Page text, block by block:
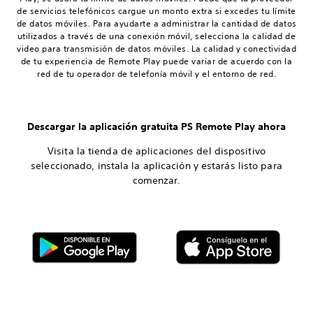
de servicios telefónicos cargue un monto extra si excedes tu límite
de datos móviles. Para ayudarte a administrar la cantidad de datos
utilizados a través de una conexión móvil, selecciona la calidad de
video para transmisión de datos móviles. La calidad y conectividad
de tu experiencia de Remote Play puede variar de acuerdo con la
red de tu operador de telefonía móvil y el entorno de red.
Descargar la aplicación gratuita PS Remote Play ahora
Visita la tienda de aplicaciones del dispositivo
seleccionado, instala la aplicación y estarás listo para
comenzar.